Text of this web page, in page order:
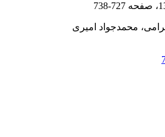
727-738
محمدجواد امیری